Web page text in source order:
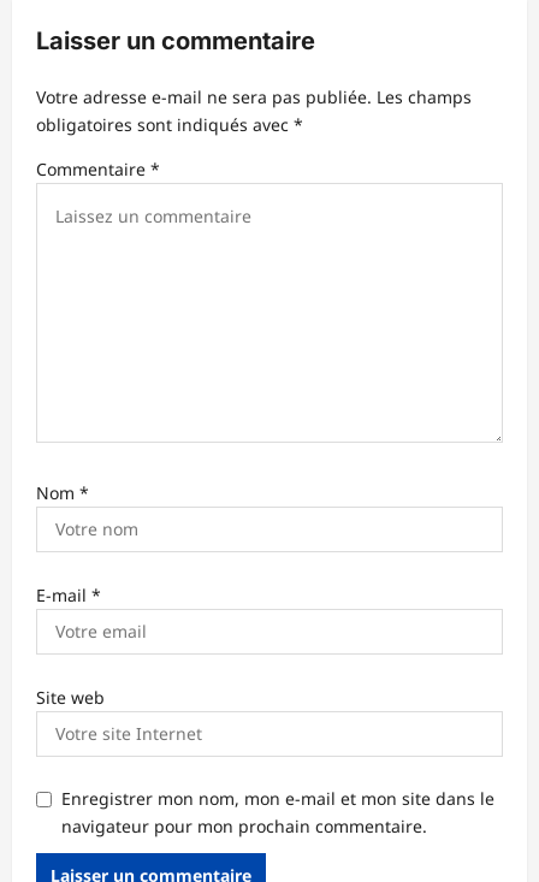
o
n
d
’
Laisser un commentaire
Votre adresse e-mail ne sera pas publiée. Les champs
obligatoires sont indiqués avec *
Commentaire *
Nom *
E-mail *
Site web
Enregistrer mon nom, mon e-mail et mon site dans le
navigateur pour mon prochain commentaire.